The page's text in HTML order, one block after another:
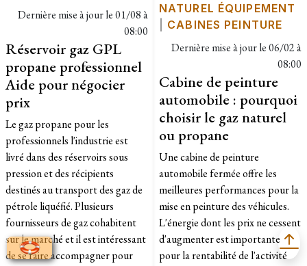
Dernière mise à jour le01/08 à
08:00
Réservoir gaz GPL
propane professionnel
Aide pour négocier
prix
Le gaz propane pour les
professionnels l'industrie est
livré dans des réservoirs sous
pression et des récipients
destinés au transport des gaz de
pétrole liquéfié. Plusieurs
fournisseurs de gaz cohabitent
sur le marché et il est intéressant
de se faire accompagner pour
NATUREL ÉQUIPEMENT
CABINES PEINTURE
Dernière mise à jour le06/02 à
08:00
Cabine de peinture
automobile : pourquoi
choisir le gaz naturel
ou propane
Une cabine de peinture
automobile fermée offre les
meilleures performances pour la
mise en peinture des véhicules.
L'énergie dont les prix ne cessent
d'augmenter est importante
pour la rentabilité de l'activité